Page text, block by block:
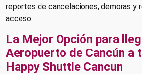
reportes de cancelaciones, demoras y
acceso.
La Mejor Opción para
Aeropuerto de Cancún a
Happy Shuttle Cancun